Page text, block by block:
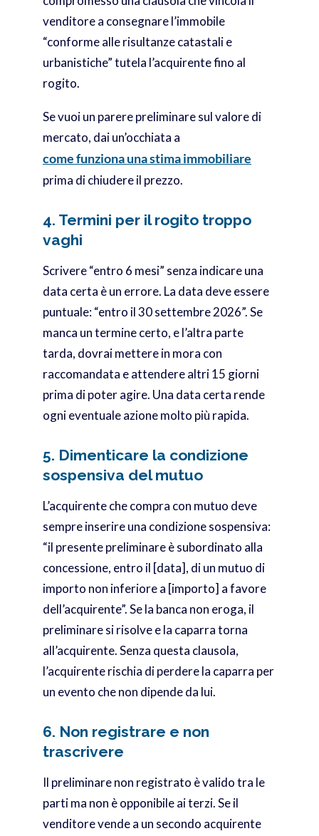
venditore a consegnare l’immobile
“conforme alle risultanze catastali e
urbanistiche” tutela l’acquirente fino al
rogito.
Se vuoi un parere preliminare sul valore di
mercato, dai un’occhiata a
come funziona una stima immobiliare
prima di chiudere il prezzo.
4. Termini per il rogito troppo
vaghi
Scrivere “entro 6 mesi” senza indicare una
data certa è un errore. La data deve essere
puntuale: “entro il 30 settembre 2026”. Se
manca un termine certo, e l’altra parte
tarda, dovrai mettere in mora con
raccomandata e attendere altri 15 giorni
prima di poter agire. Una data certa rende
ogni eventuale azione molto più rapida.
5. Dimenticare la condizione
sospensiva del mutuo
L’acquirente che compra con mutuo deve
sempre inserire una condizione sospensiva:
“il presente preliminare è subordinato alla
concessione, entro il [data], di un mutuo di
importo non inferiore a [importo] a favore
dell’acquirente”. Se la banca non eroga, il
preliminare si risolve e la caparra torna
all’acquirente. Senza questa clausola,
l’acquirente rischia di perdere la caparra per
un evento che non dipende da lui.
6. Non registrare e non
trascrivere
Il preliminare non registrato è valido tra le
parti ma non è opponibile ai terzi. Se il
venditore vende a un secondo acquirente